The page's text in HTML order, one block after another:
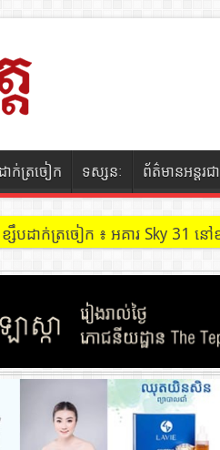
ាក់ត្រចៀក ទស្សនៈ ព័ត៌មានអន្តរជ
ខ្សឹបដាក់ត្រចៀក ៖ ដល់ករ ! ឈ្មួញដឹក